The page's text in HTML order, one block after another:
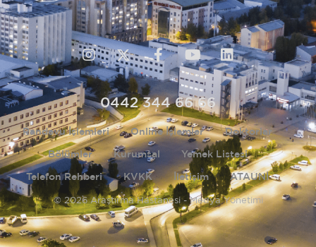
0442 344 66 66
Randevu İşlemleri Online İşlemler Doktorlar
Bölümler Kurumsal Yemek Listesi
Telefon Rehberi KVKK İletişim ATAUNİ
© 2026 Araştırma Hastanesi - Medya Yönetimi